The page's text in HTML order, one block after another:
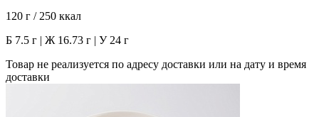
120 г / 250 ккал
Б 7.5 г | Ж 16.73 г | У 24 г
Товар не реализуется по адресу доставки или на дату и время
доставки